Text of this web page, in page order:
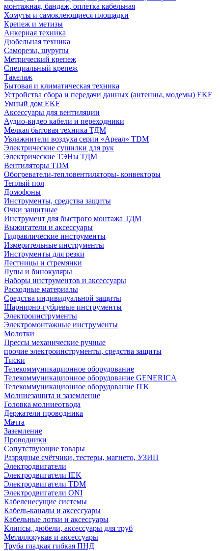
монтажная, бандаж, оплетка кабельная
Хомуты и самоклеющиеся площадки
Крепеж и метизы
Анкерная техника
Дюбельная техника
Саморезы, шурупы
Метрический крепеж
Специальный крепеж
Такелаж
Бытовая и климатическая техника
Устройства сбора и передачи данных (антенны, модемы) EKF
Умный дом EKF
Аксессуары для вентиляции
Аудио-видео кабели и переходники
Мелкая бытовая техника ТДМ
Увлажнители воздуха серии «Ареал» TDM
Электрические сушилки для рук
Электрические ТЭНы ТДМ
Вентиляторы TDM
Обогреватели-тепловентиляторы- конвекторы
Теплый пол
Домофоны
Инструменты, средства защиты
Очки защитные
Инструмент для быстрого монтажа ТДМ
Выжигатели и аксессуары
Гидравлические инструменты
Измерительные инструменты
Инструменты для резки
Лестницы и стремянки
Лупы и бинокуляры
Наборы инструментов и аксессуары
Расходные материалы
Средства индивидуальной защиты
Шарнирно-губцевые инструменты
Электроинструменты
Электромонтажные инструменты
Молотки
Прессы механические ручные
прочие электроинструменты, средства защиты
Тиски
Телекоммуникационное оборудование
Телекоммуникационное оборудование GENERICA
Телекоммуникационное оборудование ITK
Молниезащита и заземление
Головка молниеотвода
Держатели проводника
Мачта
Заземление
Проводники
Сопутствующие товары
Разрядные счётчики, тестеры, магнето, УЗИП
Электродвигатели
Электродвигатели IEK
Электродвигатели TDM
Электродвигатели ONI
Кабеленесущие системы
Кабель-каналы и аксессуары
Кабельные лотки и аксессуары
Клипсы, дюбели, аксессуары для труб
Металлорукав и аксессуары
Труба гладкая гибкая ПНД